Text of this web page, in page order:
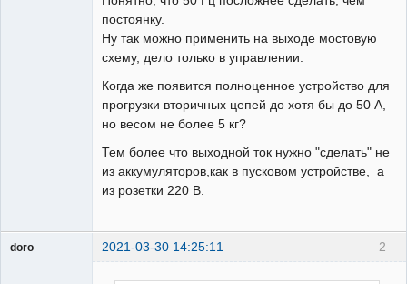
постоянку.
Ну так можно применить на выходе мостовую
схему, дело только в управлении.
Когда же появится полноценное устройство для
прогрузки вторичных цепей до хотя бы до 50 А,
но весом не более 5 кг?
Тем более что выходной ток нужно "сделать" не
из аккумуляторов,как в пусковом устройстве, а
из розетки 220 В.
2
doro 2021-03-30 14:25:11